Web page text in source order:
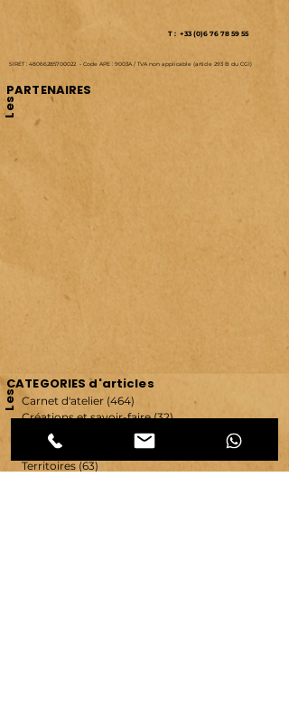
SIRET : 48066285700022 - Code APE : 9003A / TVA non applicable (article 293 B du CGI)
T : +33 (0)6 76 78 59 55
Les
PARTENAIRES
Carnet d'atelier (464)
Créations et savoir-faire (32)32 posts
Evénements & communication
95 posts
Ressources & ambiance (42)
Territoires (63)
Les
CATEGORIES d'articles